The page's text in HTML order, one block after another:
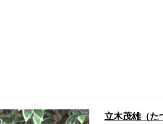
立木茂雄（た